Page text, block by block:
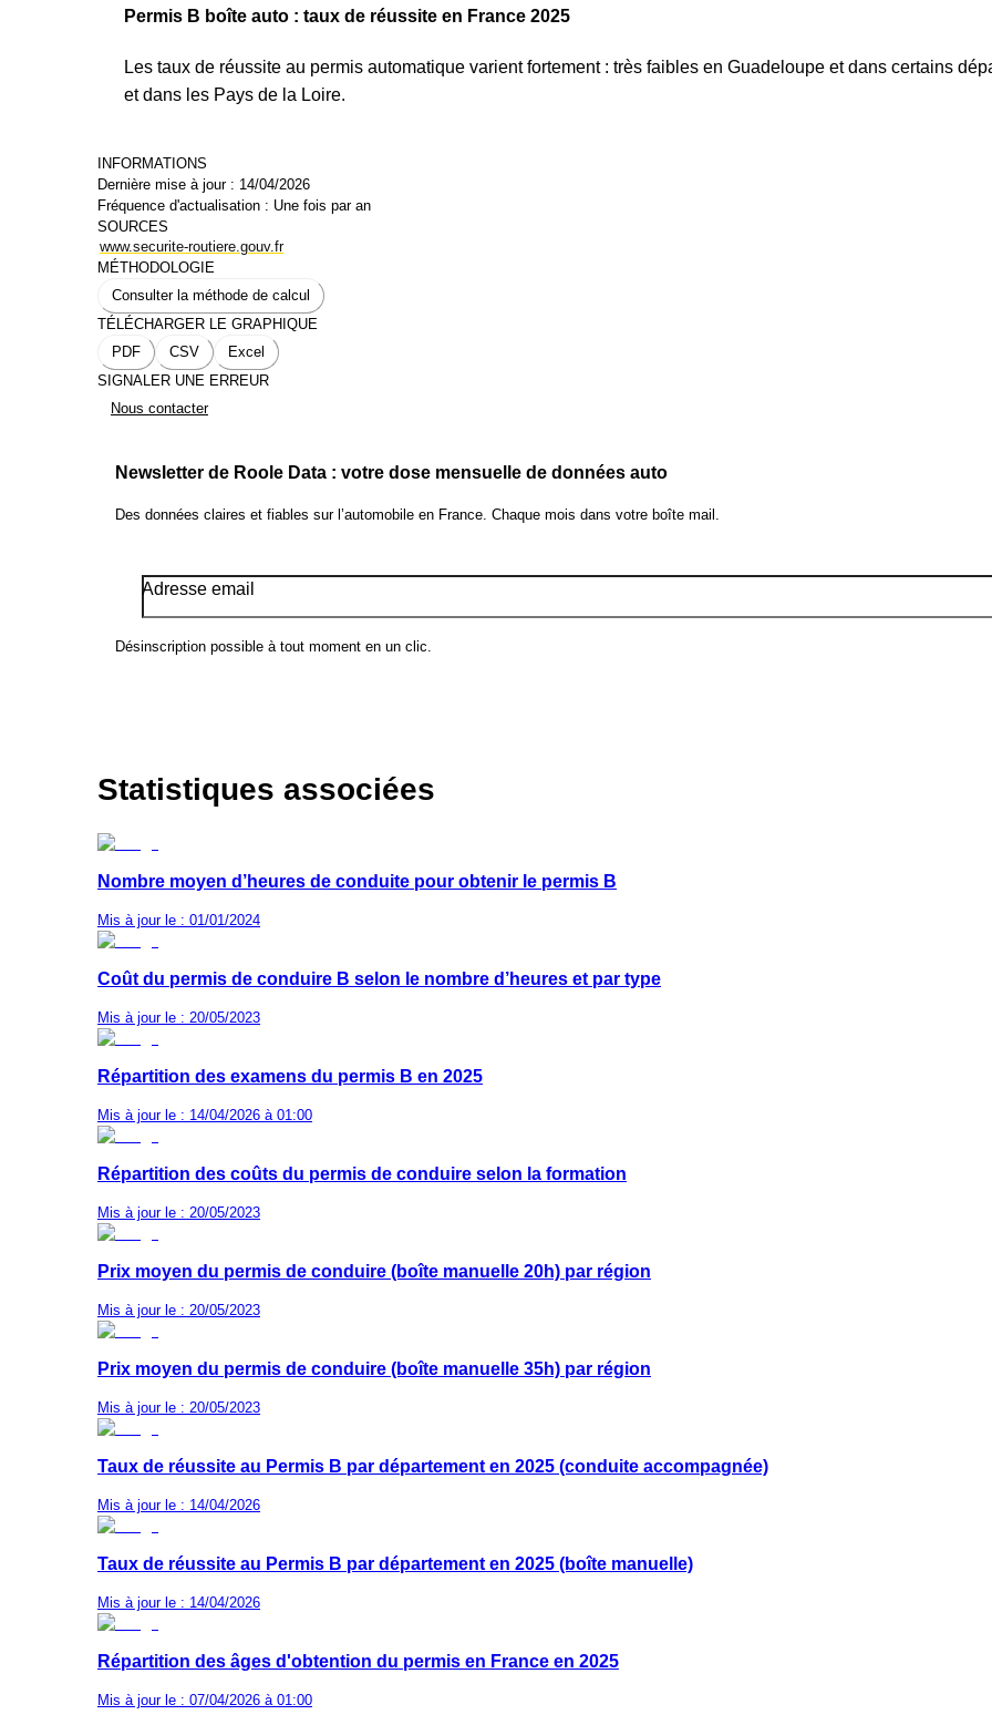
Budget mensuel moyen d'un véhicule
Mis à jour le : 23/06/2025
Permis B boîte auto : taux de réussite en France 2025
Les taux de réussite au permis automatique varient fortement : très faibles en Guadeloupe et dans certains
et dans les Pays de la Loire.
INFORMATIONS
Dernière mise à jour : 14/04/2026
Fréquence d'actualisation : Une fois par an
SOURCES
www.securite-routiere.gouv.fr
MÉTHODOLOGIE
Consulter la méthode de calcul
TÉLÉCHARGER LE GRAPHIQUE
PDF
CSV
Excel
SIGNALER UNE ERREUR
Nous contacter
Newsletter de Roole Data : votre dose mensuelle de données auto
Des données claires et fiables sur l’automobile en France. Chaque mois dans votre boîte mail.
Adresse email
Désinscription possible à tout moment en un clic.
Statistiques associées
Nombre moyen d’heures de conduite pour obtenir le permis B
Mis à jour le : 01/01/2024
Coût du permis de conduire B selon le nombre d’heures et par type
Mis à jour le : 20/05/2023
Répartition des examens du permis B en 2025
Mis à jour le : 14/04/2026 à 01:00
Répartition des coûts du permis de conduire selon la formation
Mis à jour le : 20/05/2023
Prix moyen du permis de conduire (boîte manuelle 20h) par région
Mis à jour le : 20/05/2023
Prix moyen du permis de conduire (boîte manuelle 35h) par région
Mis à jour le : 20/05/2023
Taux de réussite au Permis B par département en 2025 (conduite accompagnée)
Mis à jour le : 14/04/2026
Taux de réussite au Permis B par département en 2025 (boîte manuelle)
Mis à jour le : 14/04/2026
Répartition des âges d'obtention du permis en France en 2025
Mis à jour le : 07/04/2026 à 01:00